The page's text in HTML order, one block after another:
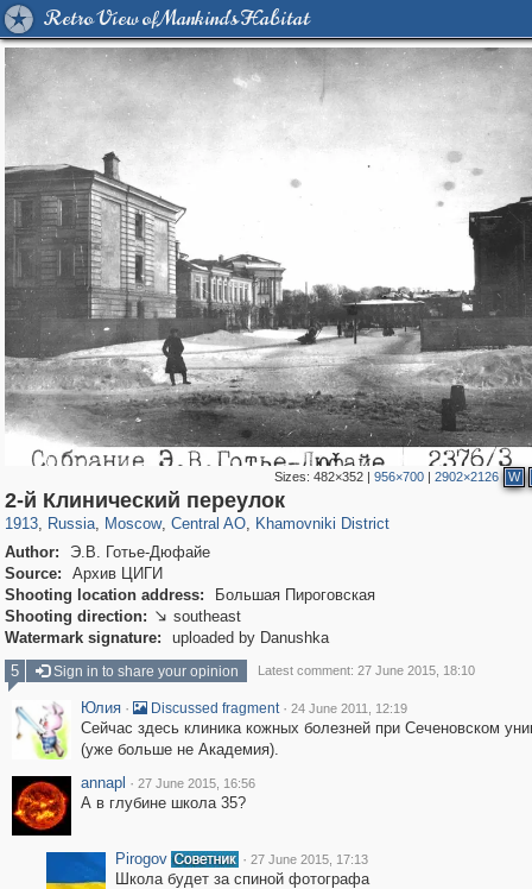
Retro View of Mankind's Habitat
Sizes:482×352 |956×700 |2902×2126 W
2-й Клинический переулок
1913, Russia
1,407,325 29,248
, Moscow
319,882 8,286
, Central AO
160,021 5,916
, Khamovniki District
19,395
Author:
Э.В. Готье-Дюфайе
Source:
Архив ЦИГИ
Shooting location address:
Большая Пироговская
Shooting direction:  southeast
Watermark signature:
uploaded by Danushka
5
Sign in to share your opinion Latest comment: 27 June 2015, 18:10
Юлия · Discussed fragment · 24 June 2011, 12:19
Сейчас здесь клиника кожных болезней при Сеченовском
(уже больше не Академия).
annapl · 27 June 2015, 16:56
А в глубине школа 35?
Pirogov · 27 June 2015, 17:13
Школа будет за спиной фотографа